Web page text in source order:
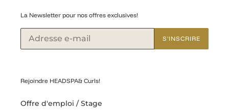
La Newsletter pour nos offres exclusives!
S'INSCRIRE
Rejoindre HEADSPA& Curls!
Offre d'emploi / Stage